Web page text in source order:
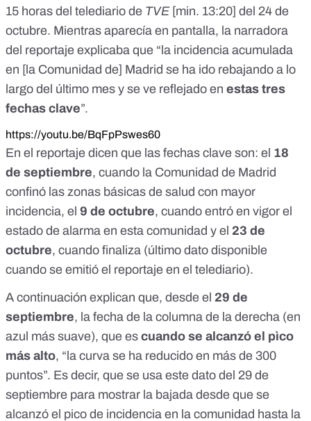
15 horas del telediario de TVE[min. 13:20] del 24 de
octubre. Mientras aparecía en pantalla, la narradora
del reportaje explicaba que “la incidencia acumulada
en [la Comunidad de] Madrid se ha ido rebajando a lo
largo del último mes y se ve reflejado en estas tres
fechas clave”.
https://youtu.be/BqFpPswes60
En el reportaje dicen que las fechas clave son: el 18
de septiembre, cuando la Comunidad de Madrid
confinó las zonas básicas de salud con mayor
incidencia, el 9 de octubre, cuando entró en vigor el
estado de alarma en esta comunidad y el 23 de
octubre, cuando finaliza (último dato disponible
cuando se emitió el reportaje en el telediario).
A continuación explican que, desde el 29 de
septiembre, la fecha de la columna de la derecha (en
azul más suave), que es cuando se alcanzó el pìco
más alto, “la curva se ha reducido en más de 300
puntos”. Es decir, que se usa este dato del 29 de
septiembre para mostrar la bajada desde que se
alcanzó el pico de incidencia en la comunidad hasta la